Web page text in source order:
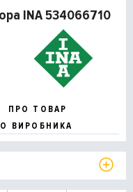
INA 534066710
ПРО ТОВАР
ВИРОБНИКА